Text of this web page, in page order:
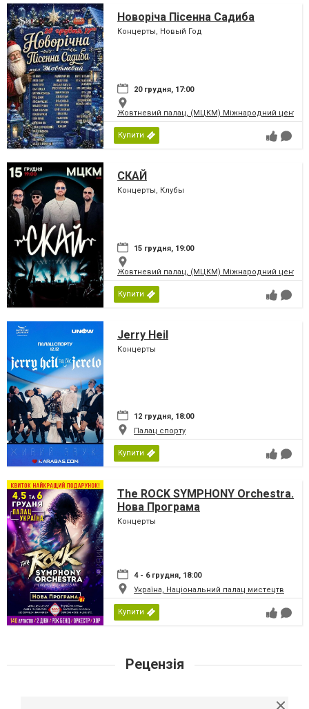
Новоріча Пісенна Садиба
Концерты, Новый Год
20 грудня, 17:00
Жовтневий палац, (МЦКМ) Міжнародний центр
Купити
СКАЙ
Концерты, Клубы
15 грудня, 19:00
Жовтневий палац, (МЦКМ) Міжнародний центр
Купити
Jerry Heil
Концерты
12 грудня, 18:00
Палац спорту
Купити
The ROCK SYMPHONY Orchestra.
Нова Програма
Концерты
4 - 6 грудня, 18:00
Україна, Національний палац мистецтв
Купити
Рецензія